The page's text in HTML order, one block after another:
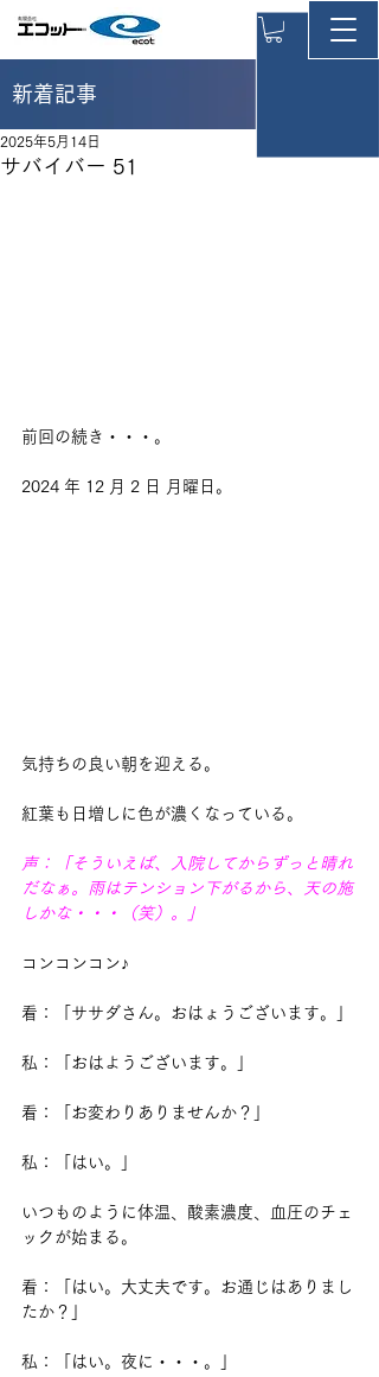
新着記事
サバイバー 51
2025年5月14日
前回の続き・・・。
2024 年 12 月 2 日 月曜日。
気持ちの良い朝を迎える。
紅葉も日増しに色が濃くなっている。
声：「そういえば、入院してからずっと晴れ
だなぁ。雨はテンション下がるから、天の施
しかな・・・（笑）。」
コンコンコン♪
看：「ササダさん。おはょうございます。」
私：「おはようございます。」
看：「お変わりありませんか？」
私：「はい。」
いつものように体温、酸素濃度、血圧のチェ
ックが始まる。
看：「はい。大丈夫です。お通じはありまし
たか？」
私：「はい。夜に・・・。」